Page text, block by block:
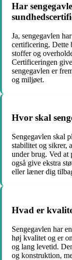
Har
Ja, sengegavlen
certificering. Dette
stoffer og
Certificeringen
sengegavlen er
og miljøet.
Hvor skal
Sengegavlen skal
stabilitet og sikrer,
under brug. Ved at
også give ekstra
eller læner dig
Hvad er
Sengegavlen har
høj kvalitet og er
og lang levetid.
og konstruktion,